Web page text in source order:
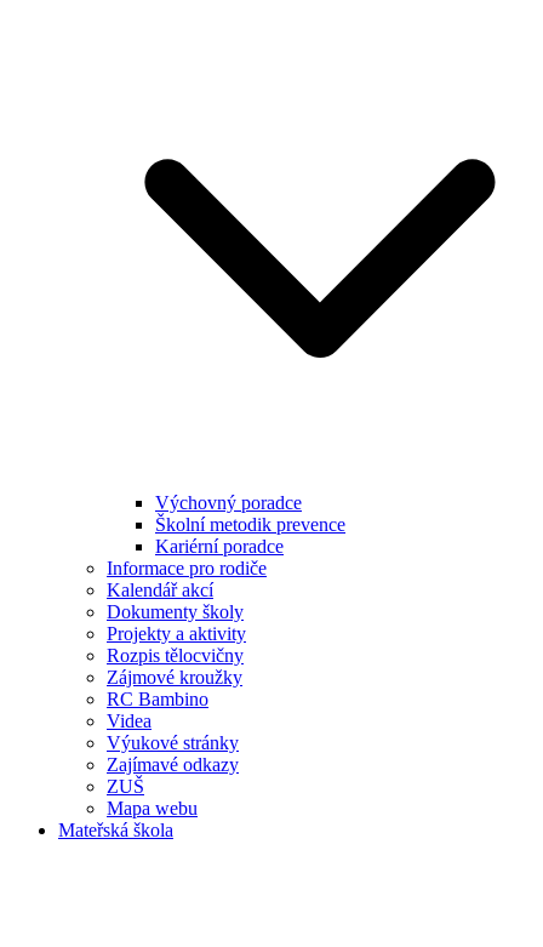
Výchovný poradce
Školní metodik prevence
Kariérní poradce
Informace pro rodiče
Kalendář akcí
Dokumenty školy
Projekty a aktivity
Rozpis tělocvičny
Zájmové kroužky
RC Bambino
Videa
Výukové stránky
Zajímavé odkazy
ZUŠ
Mapa webu
Mateřská škola